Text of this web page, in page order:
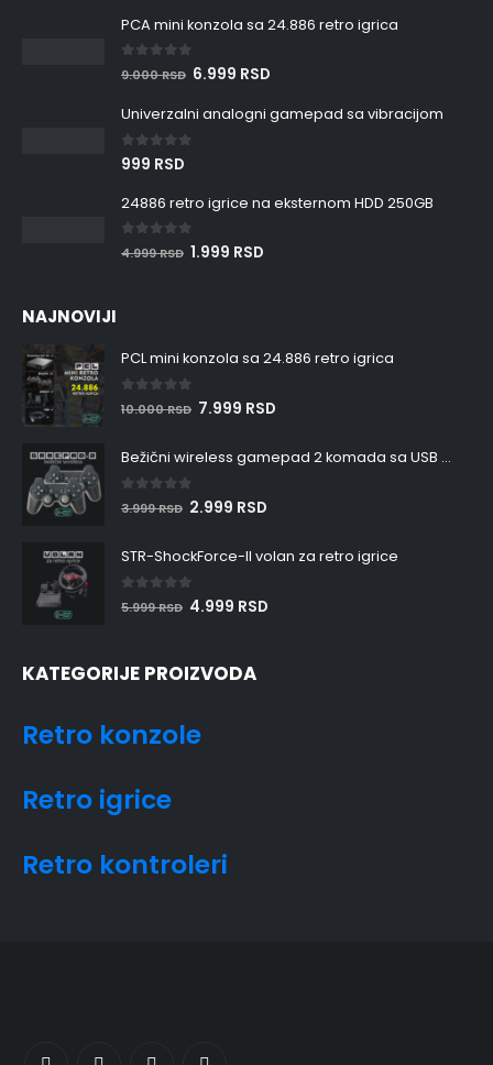
PCA mini konzola sa 24.886 retro igrica
out of 5
9.000RSD 6.999 RSD
Univerzalni analogni gamepad sa vibracijom
0out of 5
999 RSD
24886 retro igrice na eksternom HDD 250GB
out of 5
4.999RSD 1.999 RSD
NAJNOVIJI
PCL mini konzola sa 24.886 retro igrica
out of 5
10.000RSD 7.999 RSD
Bežični wireless gamepad 2 komada sa USB resiverom
out of 5
3.999RSD 2.999 RSD
STR-ShockForce-II volan za retro igrice
out of 5
5.999RSD 4.999 RSD
KATEGORIJE PROIZVODA
Retro konzole
Retro igrice
Retro kontroleri